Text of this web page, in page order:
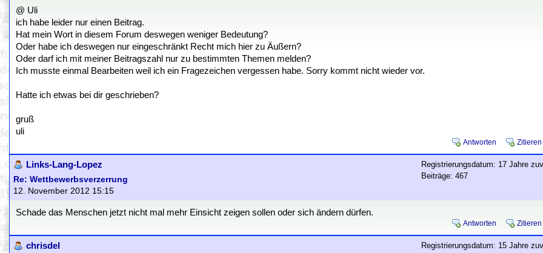
@ Uli
ich habe leider nur einen Beitrag.
Hat mein Wort in diesem Forum deswegen weniger Bedeutung?
Oder habe ich deswegen nur eingeschränkt Recht mich hier zu Äußern?
Oder darf ich mit meiner Beitragszahl nur zu bestimmten Themen melden?
Ich musste einmal Bearbeiten weil ich ein Fragezeichen vergessen habe. Sorry kommt nicht wieder vor.
Hatte ich etwas bei dir geschrieben?
gruß
uli
Antworten Zitieren
Links-Lang-Lopez
Re: Wettbewerbsverzerrung
12. November 2012 15:15
Registrierungsdatum: 17 Jahre
Beiträge: 467
Schade das Menschen jetzt nicht mal mehr Einsicht zeigen sollen oder sich ändern dürfen.
Antworten Zitieren
chrisdel
Registrierungsdatum: 15 Jahre